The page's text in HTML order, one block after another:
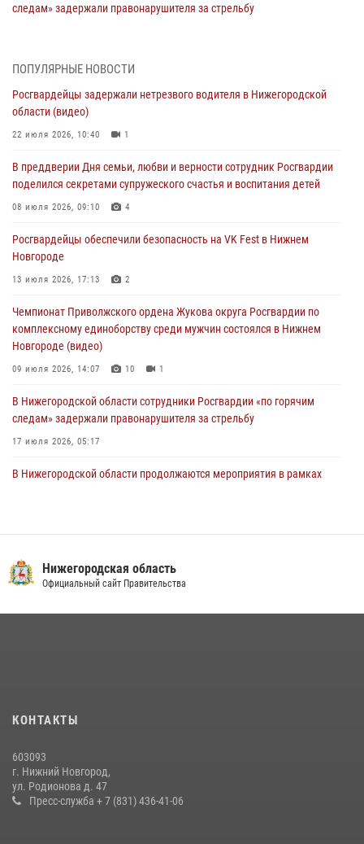
следам» задержали правонарушителя за стрельбу
В Нижегородской области продолжаются мероприятия в рамках
16 июля 2026, 05:00
Росгвардейцы обеспечили безопасность на VK Fest в Нижнем
13 июля 2026, 17:13
Нижегородские росгвардейцы за прошедшую неделю выезжали
13 июля 2026, 06:45
Росгвардейцы предотвратили серию краж в Нижнем Новгороде
ПОПУЛЯРНЫЕ НОВОСТИ
Росгвардейцы задержали нетрезвого водителя в Нижегородской
области (видео)
22 июля 2026, 10:40 1
В преддверии Дня семьи, любви и верности сотрудник Росгвардии
поделился секретами супружеского счастья и воспитания детей
08 июля 2026, 09:10 4
Росгвардейцы обеспечили безопасность на VK Fest в Нижнем
Новгороде
13 июля 2026, 17:13 2
Чемпионат Приволжского ордена Жукова округа Росгвардии по
комплексному единоборству среди мужчин состоялся в Нижнем
Новгороде (видео)
09 июля 2026, 14:07 10 1
В Нижегородской области сотрудники Росгвардии «по горячим
следам» задержали правонарушителя за стрельбу
17 июля 2026, 05:17
В Нижегородской области продолжаются мероприятия в рамках
Суперкубка России в Нижнем Новгороде
20 июля 2026, 13:55 2
28 июля 2026, 15:39
более 600 раз по сигналу «тревога»
20 июля 2026, 12:26
Нижегородская область
Официальный сайт Правительства
КОНТАКТЫ
603093
г. Нижний Новгород,
ул. Родионова д. 47
Пресс-служба + 7 (831) 436-41-06